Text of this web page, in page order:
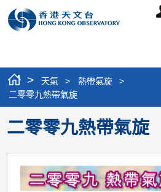
> 天氣 > 熱帶氣旋
>
二零零九熱帶氣旋
二零零九熱帶氣旋